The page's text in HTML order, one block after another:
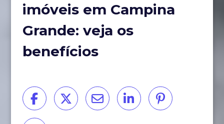
imóveis em Campina
Grande: veja os
benefícios